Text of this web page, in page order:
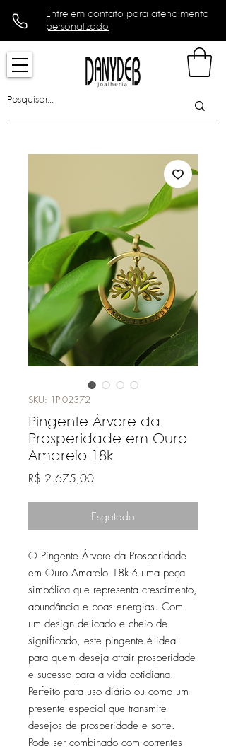
Entre em contato para atendimento
personalizado
SKU: 1PI02372
Pingente Árvore da
Prosperidade em Ouro
Amarelo 18k
R$ 2.675,00Preço
Esgotado
O Pingente Árvore da Prosperidade
em Ouro Amarelo 18k é uma peça
simbólica que representa crescimento,
abundância e boas energias. Com
um design delicado e cheio de
significado, este pingente é ideal
para quem deseja atrair prosperidade
e sucesso para a vida cotidiana.
Perfeito para uso diário ou como um
presente especial que transmite
desejos de prosperidade e sorte.
Pode ser combinado com correntes